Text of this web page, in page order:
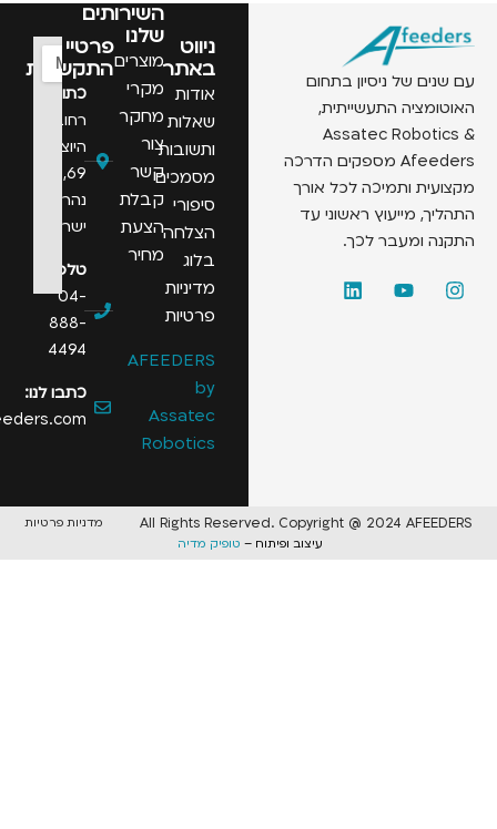
השירותים
שלנו
מוצרים
מקרי
מחקר
צור
קשר
קבלת
הצעת
מחיר
פרטיי
התקשרות
כתובת:
רחוב
היוצרים
69,
נהריה,
ישראל
4494
info@afeeders.com
AFEEDERS
Robotics
של ניסיון בתחום
התעשייתית,
Assatec
Afeeders מספקים הדרכה
ותמיכה לכל אורך
מייעוץ ראשוני עד
לכך.
All Rights Reserved. Copyright @ 2024
מדניות פרטיות
עיצוב ופיתוח –טופיק מדיה